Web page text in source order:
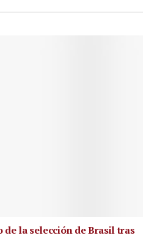
la selección de Brasil tras